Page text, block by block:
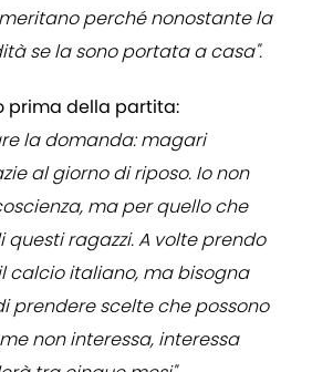
perché nonostante la
se la sono portata a casa".
prima della partita:
la domanda: magari
al giorno di riposo. Io non
ma per quello che
ragazzi. A volte prendo
calcio italiano, ma bisogna
prendere scelte che possono
non interessa, interessa